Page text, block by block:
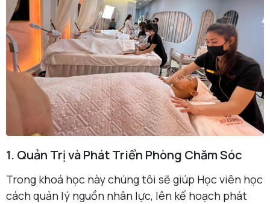
1. Quản Trị và Phát Triển Phòng Chăm Sóc
Trong khoá học này chúng tôi sẽ giúp Học viên học
cách quản lý nguồn nhân lực, lên kế hoạch phát